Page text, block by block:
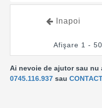
Inapoi
Afişare 1 -
Ai nevoie de ajutor sau
0745.116.937 sau